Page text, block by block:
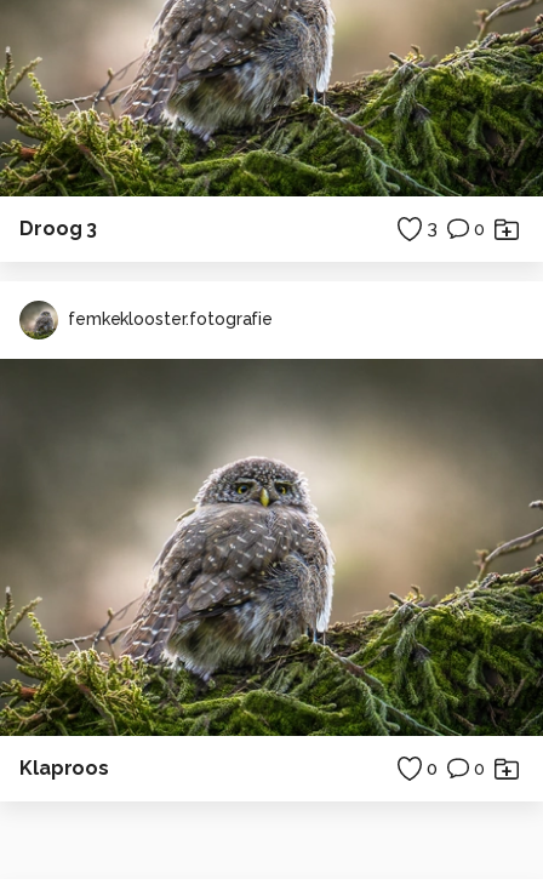
Droog 3 3 0
femkeklooster.fotografie
Klaproos 0 0